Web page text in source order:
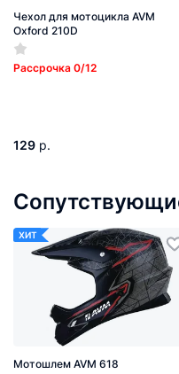
Чехол для мотоцикла AVM
Oxford 210D
Рассрочка 0/12
129 р.
ХИТ
Мотошлем AVM 618